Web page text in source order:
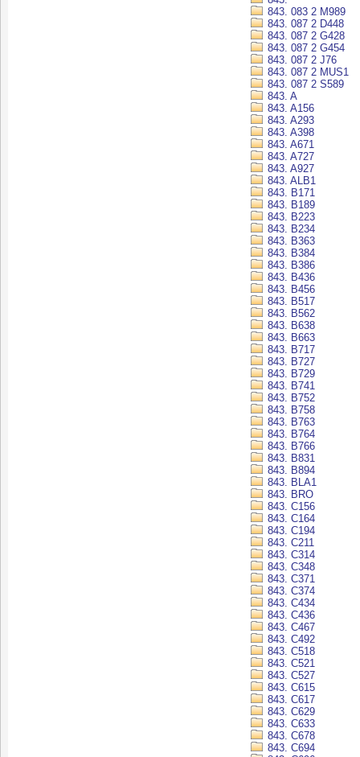
843. 083 2 M989
843. 087 2 D448
843. 087 2 G428
843. 087 2 G454
843. 087 2 J76
843. 087 2 MUS1
843. 087 2 S589
843. A
843. A156
843. A293
843. A398
843. A671
843. A727
843. A927
843. ALB1
843. B171
843. B189
843. B223
843. B234
843. B363
843. B384
843. B386
843. B436
843. B456
843. B517
843. B562
843. B638
843. B663
843. B717
843. B727
843. B729
843. B741
843. B752
843. B758
843. B763
843. B764
843. B766
843. B831
843. B894
843. BLA1
843. BRO
843. C156
843. C164
843. C194
843. C211
843. C314
843. C348
843. C371
843. C374
843. C434
843. C436
843. C467
843. C492
843. C518
843. C521
843. C527
843. C615
843. C617
843. C629
843. C633
843. C678
843. C694